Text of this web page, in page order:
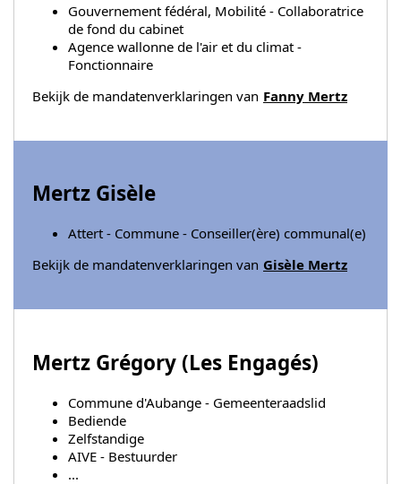
Gouvernement fédéral, Mobilité - Collaboratrice
de fond du cabinet
Agence wallonne de l'air et du climat -
Fonctionnaire
Bekijk de mandatenverklaringen van Fanny Mertz
Mertz Gisèle
Attert - Commune - Conseiller(ère) communal(e)
Bekijk de mandatenverklaringen van Gisèle Mertz
Mertz Grégory (Les Engagés)
Commune d'Aubange - Gemeenteraadslid
Bediende
Zelfstandige
AIVE - Bestuurder
...